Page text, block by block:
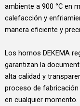
ambiente a 900 °C en
calefacción y
manera eficiente y
Los hornos DEKEMA
garantizan la
alta calidad y
proceso de
en cualquier momento.